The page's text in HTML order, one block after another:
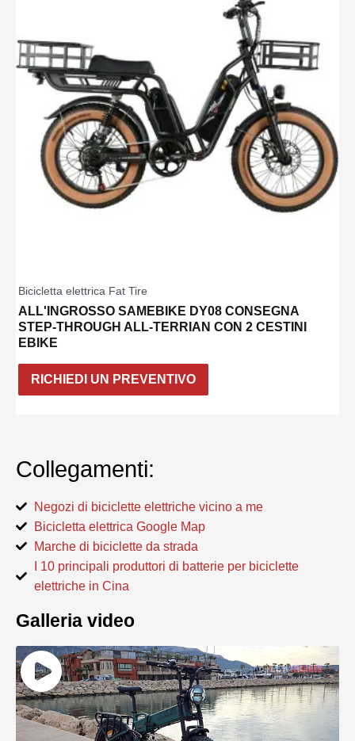
Bicicletta elettrica Fat Tire
ALL'INGROSSO SAMEBIKE DY08 CONSEGNA
STEP-THROUGH ALL-TERRIAN CON 2 CESTINI
EBIKE
RICHIEDI UN PREVENTIVO
Collegamenti:
Negozi di biciclette elettriche vicino a me
Bicicletta elettrica Google Map
Marche di biciclette da strada
I 10 principali produttori di batterie per biciclette
elettriche in Cina
Galleria video